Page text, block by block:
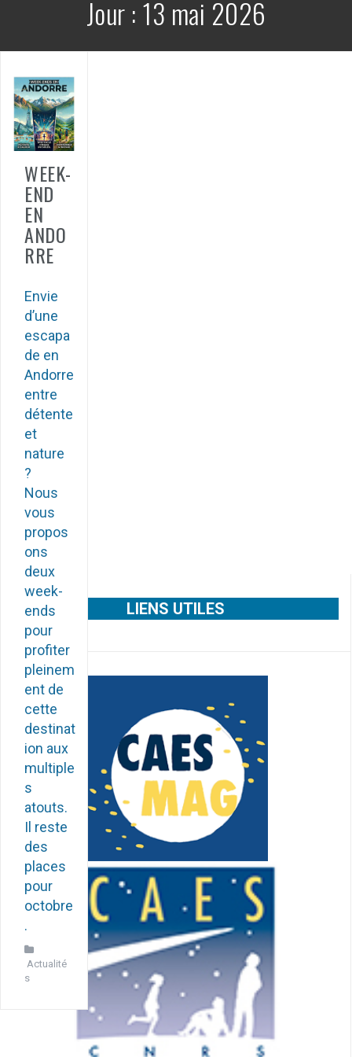
Jour :13 mai 2026
WEEK-
END
EN
ANDO
RRE
Envie
d’une
escapa
de en
Andorre
entre
détente
et
nature
?
Nous
vous
propos
ons
deux
week-
ends
pour
profiter
pleinem
ent de
cette
destinat
ion aux
multiple
s
atouts.
Il reste
des
places
pour
octobre
.
Actualité
s
LIENS UTILES